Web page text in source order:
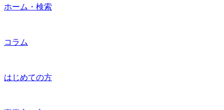
ホーム・検索
コラム
はじめての方